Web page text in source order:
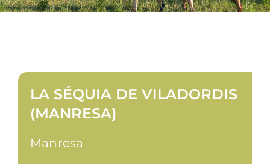
LA SÉQUIA DE VILADORDIS
(MANRESA)
Manresa